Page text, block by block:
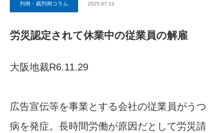
判例・裁判例コラム 2025.07.13
労災認定されて休業中の従業員の解雇
大阪地裁R6.11.29
広告宣伝等を事業とする会社の従業員がうつ
病を発症。長時間労働が原因だとして労災請